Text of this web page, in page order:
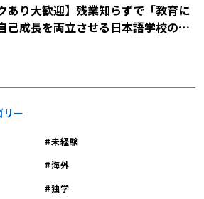
学校
年37周年を迎えます。入国緩和を受け、
新たに優秀な先生方を募集いたします。
保証。
あり大歓迎】残業知らずで「教育に
己成長を両立させる日本語学校の説
リー
未経験
海外
独学